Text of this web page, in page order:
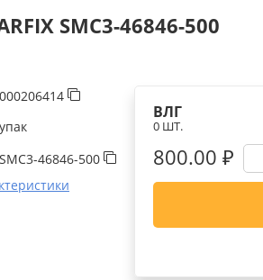
SMC3-46846-500
000206414
упак
SMC3-46846-500
ВЛГ
0 ШТ.
800.00 ₽